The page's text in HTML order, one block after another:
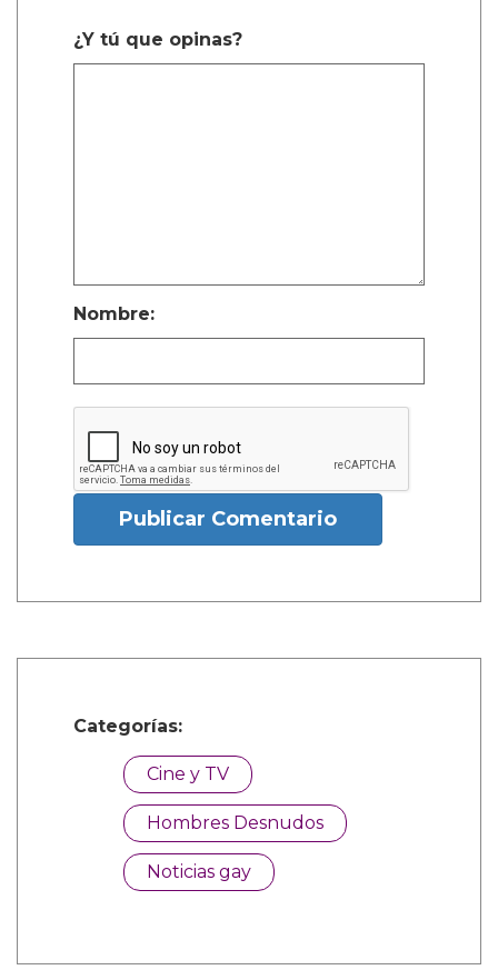
¿Y tú que opinas?
Nombre:
Publicar Comentario
Categorías:
Cine y TV
Hombres Desnudos
Noticias gay